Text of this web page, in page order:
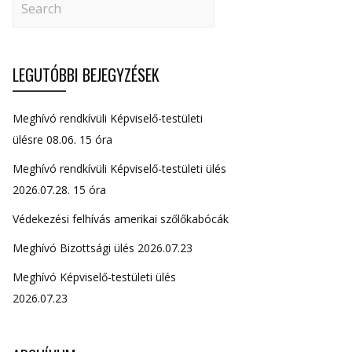
LEGUTÓBBI BEJEGYZÉSEK
Meghívó rendkívüli Képviselő-testületi
ülésre 08.06. 15 óra
Meghívó rendkívüli Képviselő-testületi ülés
2026.07.28. 15 óra
Védekezési felhívás amerikai szőlőkabócák
Meghívó Bizottsági ülés 2026.07.23
Meghívó Képviselő-testületi ülés
2026.07.23